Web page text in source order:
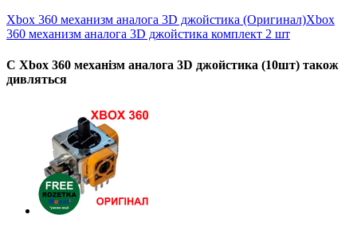
Xbox 360 механизм аналога 3D джойстика (Оригинал)Xbox
360 механизм аналога 3D джойстика комплект 2 шт
С Xbox 360 механізм аналога 3D джойстика (10шт) також
дивляться